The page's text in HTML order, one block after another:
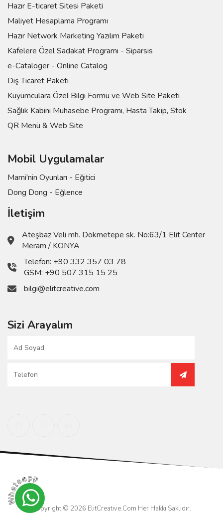
Hazır E-ticaret Sitesi Paketi
Maliyet Hesaplama Programı
Hazır Network Marketing Yazılım Paketi
Kafelere Özel Sadakat Programı - Siparsis
e-Cataloger - Online Catalog
Dış Ticaret Paketi
Kuyumculara Özel Bilgi Formu ve Web Site Paketi
Sağlık Kabini Muhasebe Programı, Hasta Takip, Stok
QR Menü & Web Site
Mobil Uygulamalar
Mami'nin Oyunları - Eğitici
Dong Dong - Eğlence
İletişim
Ateşbaz Veli mh. Dökmetepe sk. No:63/1 Elit Center
Meram / KONYA
Telefon: +90 332 357 03 78
GSM: +90 507 315 15 25
bilgi@elitcreative.com
Sizi Arayalım
Copyright © 2026 ElitCreative.Com Her Hakkı Saklıdır.